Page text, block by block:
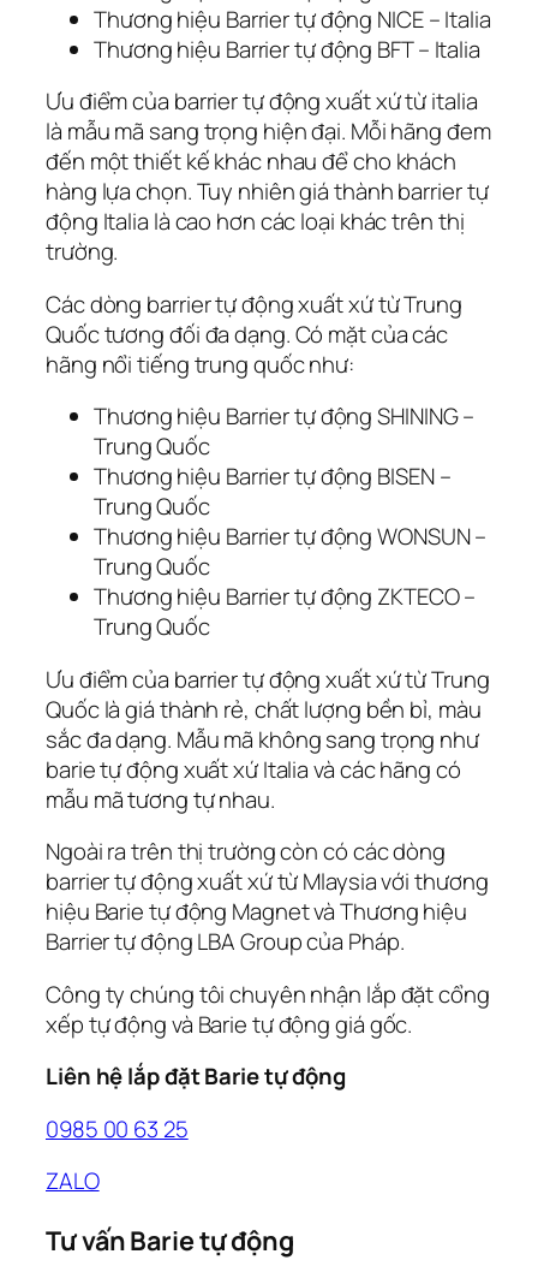
Thương hiệu Barrier tự động NICE – Italia
Thương hiệu Barrier tự động BFT – Italia
Ưu điểm của barrier tự động xuất xứ từ italia
là mẫu mã sang trọng hiện đại. Mỗi hãng đem
đến một thiết kế khác nhau để cho khách
hàng lựa chọn. Tuy nhiên giá thành barrier tự
động Italia là cao hơn các loại khác trên thị
trường.
Các dòng barrier tự động xuất xứ từ Trung
Quốc tương đối đa dạng. Có mặt của các
hãng nổi tiếng trung quốc như:
Thương hiệu Barrier tự động SHINING –
Trung Quốc
Thương hiệu Barrier tự động BISEN –
Trung Quốc
Thương hiệu Barrier tự động WONSUN –
Trung Quốc
Thương hiệu Barrier tự động ZKTECO –
Trung Quốc
Ưu điểm của barrier tự động xuất xứ từ Trung
Quốc là giá thành rẻ, chất lượng bền bỉ, màu
sắc đa dạng. Mẫu mã không sang trọng như
barie tự động xuất xứ Italia và các hãng có
mẫu mã tương tự nhau.
Ngoài ra trên thị trường còn có các dòng
barrier tự động xuất xứ từ Mlaysia với thương
hiệu Barie tự động Magnet và Thương hiệu
Barrier tự động LBA Group của Pháp.
Công ty chúng tôi chuyên nhận lắp đặt cổng
xếp tự động và Barie tự động giá gốc.
Liên hệ lắp đặt Barie tự động
0985 00 63 25
ZALO
Tư vấn Barie tự động